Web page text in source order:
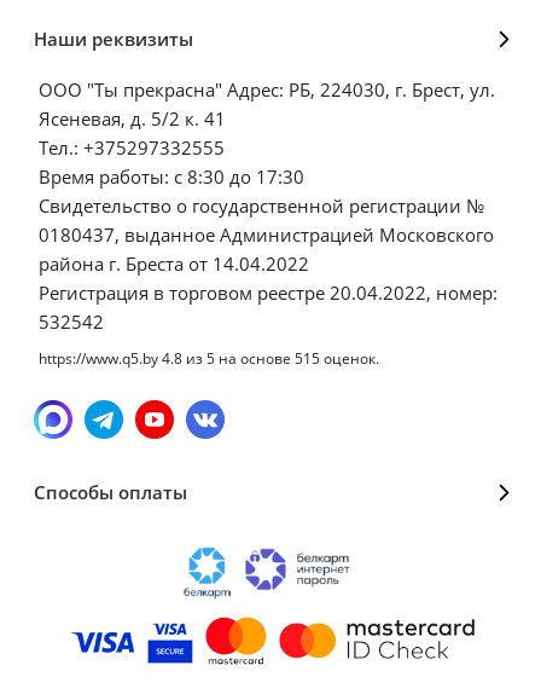
Наши реквизиты
ООО "Ты прекрасна" Адрес: РБ, 224030, г. Брест, ул.
Ясеневая, д. 5/2 к. 41
Тел.: +375297332555
Время работы: с 8:30 до 17:30
Свидетельство о государственной регистрации №
0180437, выданное Администрацией Московского
района г. Бреста от 14.04.2022
Регистрация в торговом реестре 20.04.2022, номер:
532542
https://www.q5.by4.8 из5 на основе 515оценок.
Способы оплаты